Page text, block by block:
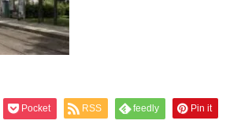
Pocket RSS feedly Pin it